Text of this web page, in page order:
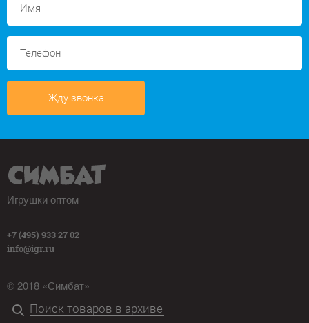
Жду звонка
Игрушки оптом
+7 (495) 933 27 02
info@igr.ru
© 2018 «Симбат»